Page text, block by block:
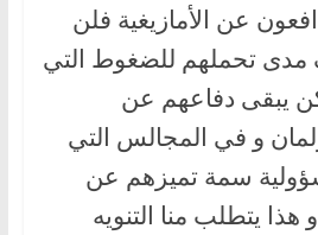
عن الأمازيغية فلن
مدى تحملهم للضغوط التي
يبقى دفاعهم عن
و في المجالس التي
سمة تميزهم عن
هذا يتطلب منا التنويه